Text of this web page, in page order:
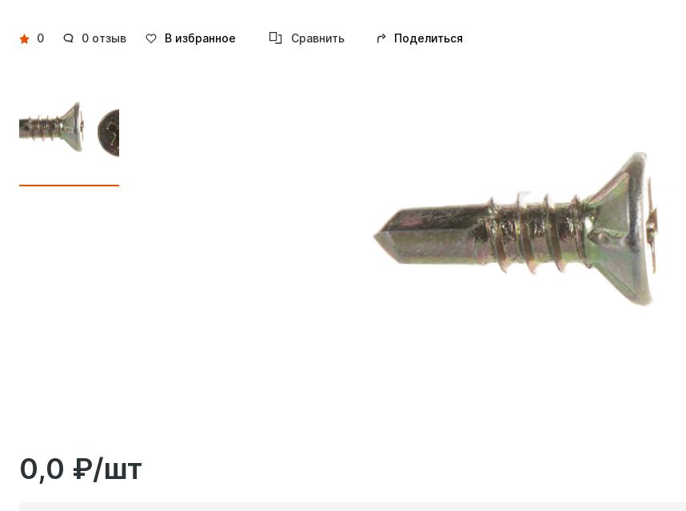
Детали
0 0 отзыв В избранное Сравнить Поделиться
0,0 ₽/шт